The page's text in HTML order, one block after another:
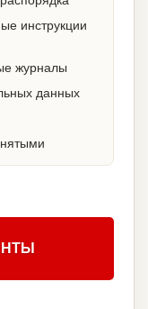
инструкции
журналы
данных